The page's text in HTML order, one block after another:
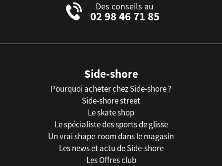
Des conseils au
02 98 46 71 85
Side-shore
Pourquoi acheter chez Side-shore ?
Side-shore street
Le skate shop
Le spécialiste des sports de glisse
Un vrai shape-room dans le magasin
Les news et actu de Side-shore
Les Offres club